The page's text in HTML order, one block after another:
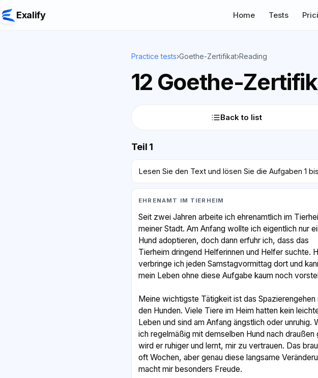
Exalify Home Tests
Practice tests›Goethe-Zertifikat›Reading
12 Goethe-
Back to list
Teil 1
Lesen Sie den Text und lösen Sie die Aufgaben 1
EHRENAMT IM TIERHEIM
Seit zwei Jahren arbeite ich ehrenamtlich im
meiner Stadt. Am Anfang wollte ich eigentlich nur
Hund adoptieren, doch dann erfuhr ich, dass das
Tierheim dringend Helferinnen und Helfer suchte.
verbringe ich jeden Samstagvormittag dort und
mein Leben ohne diese Aufgabe kaum noch
Meine wichtigste Tätigkeit ist das Spazierengehen
den Hunden. Viele Tiere im Heim hatten kein
Leben und sind am Anfang ängstlich oder unruhig.
ich regelmäßig mit demselben Hund nach draußen
wird er ruhiger und lernt, mir zu vertrauen. Das
oft Wochen, aber genau diese langsame
macht mir besonders Freude.